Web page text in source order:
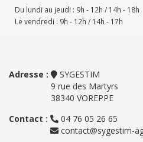
Du lundi au jeudi : 9h - 12h / 14h - 18h
Le vendredi : 9h - 12h / 14h - 17h
Adresse :
SYGESTIM
9 rue des Martyrs
38340 VOREPPE
Contact :
04 76 05 26 65
contact@sygestim-